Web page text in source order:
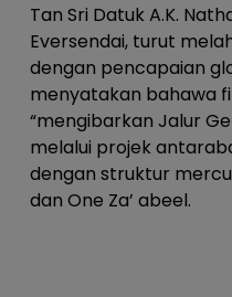
Tan Sri Datuk A.K.
Eversendai, turut
dengan pencapaian
menyatakan bahawa
“mengibarkan Jalur
melalui projek
dengan struktur
dan One Za’ abeel.